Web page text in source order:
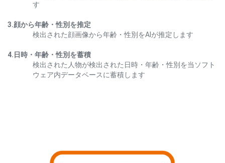
す
3.顔から年齢・性別を推定
検出された顔画像から年齢・性別をAIが推定します
4.日時・年齢・性別を蓄積
検出された人物が検出された日時・年齢・性別を当ソフト
ウェア内データベースに蓄積します